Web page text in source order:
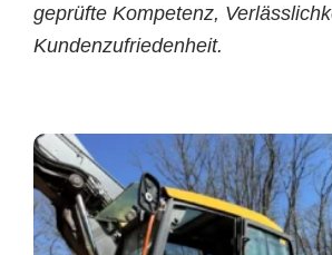
geprüfte Kompetenz,
Kundenzufriedenheit.